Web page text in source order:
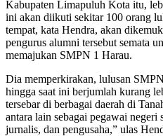
Kabupaten Limapuluh Kota itu,
ini akan diikuti sekitar 100 orang
tempat, kata Hendra, akan
pengurus alumni tersebut semata
memajukan SMPN 1 Harau.
Dia memperkirakan, lulusan
hingga saat ini berjumlah kurang
tersebar di berbagai daerah di
antara lain sebagai pegawai
jurnalis, dan pengusaha,” ulas